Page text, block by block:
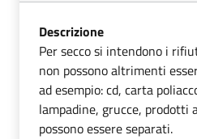
Descrizione
Per secco si intendono i
non possono altrimenti
ad esempio: cd, carta
lampadine, grucce, prodotti
possono essere separati.